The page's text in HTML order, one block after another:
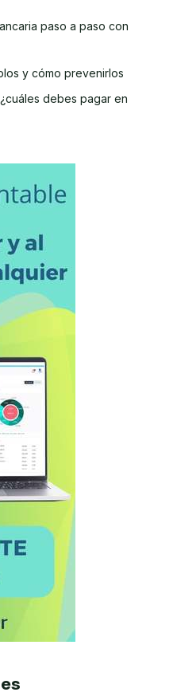
paso a paso con
y cómo prevenirlos
debes pagar en